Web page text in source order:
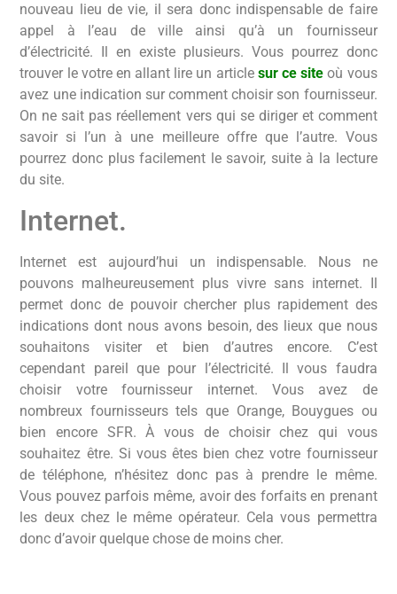
nouveau lieu de vie, il sera donc indispensable de faire
appel à l’eau de ville ainsi qu’à un fournisseur
d’électricité. Il en existe plusieurs. Vous pourrez donc
trouver le votre en allant lire un article sur ce site où vous
avez une indication sur comment choisir son fournisseur.
On ne sait pas réellement vers qui se diriger et comment
savoir si l’un à une meilleure offre que l’autre. Vous
pourrez donc plus facilement le savoir, suite à la lecture
du site.
Internet.
Internet est aujourd’hui un indispensable. Nous ne
pouvons malheureusement plus vivre sans internet. Il
permet donc de pouvoir chercher plus rapidement des
indications dont nous avons besoin, des lieux que nous
souhaitons visiter et bien d’autres encore. C’est
cependant pareil que pour l’électricité. Il vous faudra
choisir votre fournisseur internet. Vous avez de
nombreux fournisseurs tels que Orange, Bouygues ou
bien encore SFR. À vous de choisir chez qui vous
souhaitez être. Si vous êtes bien chez votre fournisseur
de téléphone, n’hésitez donc pas à prendre le même.
Vous pouvez parfois même, avoir des forfaits en prenant
les deux chez le même opérateur. Cela vous permettra
donc d’avoir quelque chose de moins cher.